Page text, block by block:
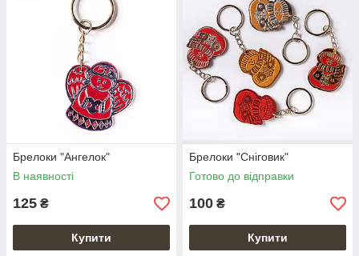
Брелоки "Ангелок"
В наявності
125 ₴
Купити
Брелоки "Сніговик"
Готово до відправки
100 ₴
Купити